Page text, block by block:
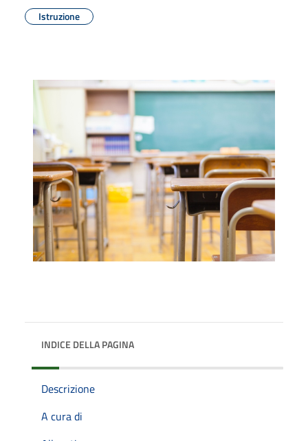
Istruzione
INDICE DELLA PAGINA
Descrizione
A cura di